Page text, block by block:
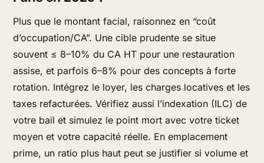
Plus que le montant facial, raisonnez en “coût
d’occupation/CA”. Une cible prudente se situe
souvent ≤ 8–10% du CA HT pour une restauration
assise, et parfois 6–8% pour des concepts à forte
rotation. Intégrez le loyer, les charges locatives et les
taxes refacturées. Vérifiez aussi l’indexation (ILC) de
votre bail et simulez le point mort avec votre ticket
moyen et votre capacité réelle. En emplacement
prime, un ratio plus haut peut se justifier si volume et